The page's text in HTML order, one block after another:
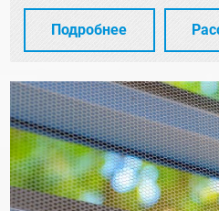
Подробнее